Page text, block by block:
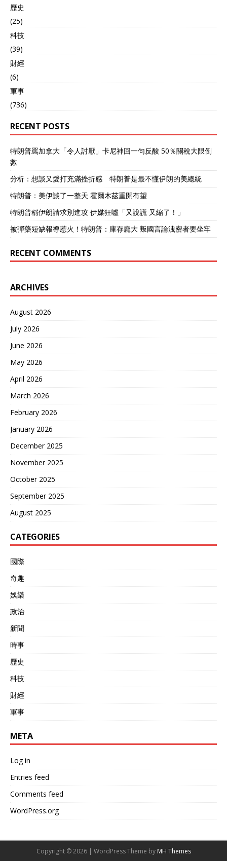
能，已无法在现代化战争中
取胜。就像5月7日的印巴空
战，印度空军之所以战败，
被击落3架阵风战机，很大
程度上与印度空军复杂的体
系有关，无法融合成一套高
却恰恰相反，这些年海军、
空军和陆军全面引进中国的
装备，在中国的帮助下建设
成一套小而精的作战体系，
各型装备之间实现互联互
通，态势共享，将各自的优
明巴基斯坦选择是成功的。
所以，对于埃及来说，采购
中国的歼10C战机一方面是
钱的问题，另外一方面是体
系的问题，除非埃及决心抛
弃法国、美国和俄罗斯的装
备，全面押注在中国现代化
的尖端武器上，否则只会增
加负担，并不利于现代化建
裁，埃及是美国主要非北约
盟国，长期获得美国的军事
科》统计的数据显示，自
1952年到2020年间，美国
美元的经济和军事援助。所
以，埃及与欧美的关系长期
以来一直非常密切，欧美已
成功将埃及与之捆绑。不
力于寻求与更多国家建立友
好合作关系，如与俄罗斯的
关系同样密切，自2010年以
来成功从俄罗斯引进了一批
机。 并在2018年底向俄罗
斯订购了24架苏-35SE，原
计划2020年开始交付，
2022年全部交付完毕，但后
人法案》作为要挟，要求埃
及必须放弃这批飞机，否则
不得已埃及于2022年1月，
同。埃及转而向法国采购了
进一步降低了俄罗斯与埃及
的关系，进一步与欧美捆
绑。同时，这些年埃及也加
强了与中国的经贸合作关
系，军事上的沟通也越来越
鹰-2025”联合军演，中国空
军往返上万公里，横跨多个
歼-10S、运-20、运油-20和
空警-500在内的系统化作战
力量与埃及空军进行军演，
这在中埃历史上还是首次，
一步走近，更说明埃及想进
一步松绑与欧美高度捆绑关
系，或获得更多筹码。也正
是此次军演后，关于埃及采
来越频繁，但对于埃及来
说，采购中国战机同样会面
手中又装备大量的欧美装
会让欧美取消后勤和武器弹
药支持，并在经济上实施全
顾虑。 所以，从经济，埃及
的战机遇到的阻碍较大。不
过，在阿拉伯防务网站的内
歷史
(25)
科技
(39)
財經
(6)
軍事
(736)
RECENT POSTS
特朗普罵加拿大「令人討厭」卡尼神回一句反酸 50％關稅大限倒
數
分析：想談又愛打充滿挫折感 特朗普是最不懂伊朗的美總統
特朗普：美伊談了一整天 霍爾木茲重開有望
特朗普稱伊朗請求別進攻 伊媒狂噓「又說謊 又縮了！」
被彈藥短缺報導惹火！特朗普：庫存龐大 叛國言論洩密者要坐牢
RECENT COMMENTS
ARCHIVES
August 2026
July 2026
June 2026
May 2026
April 2026
March 2026
February 2026
January 2026
December 2025
November 2025
October 2025
September 2025
August 2025
CATEGORIES
國際
奇趣
娛樂
政治
新聞
時事
歷史
科技
財經
軍事
META
Log in
Entries feed
Comments feed
WordPress.org
Copyright © 2026 | WordPress Theme by MH Themes